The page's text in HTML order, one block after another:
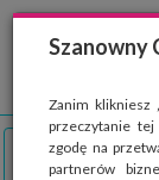
Szanowny
Zanim klikniesz
przeczytanie
zgodę na
partnerów
Strona wykorzystuje
Wyrażając zgodę na
przeglądarki. Przejdź do